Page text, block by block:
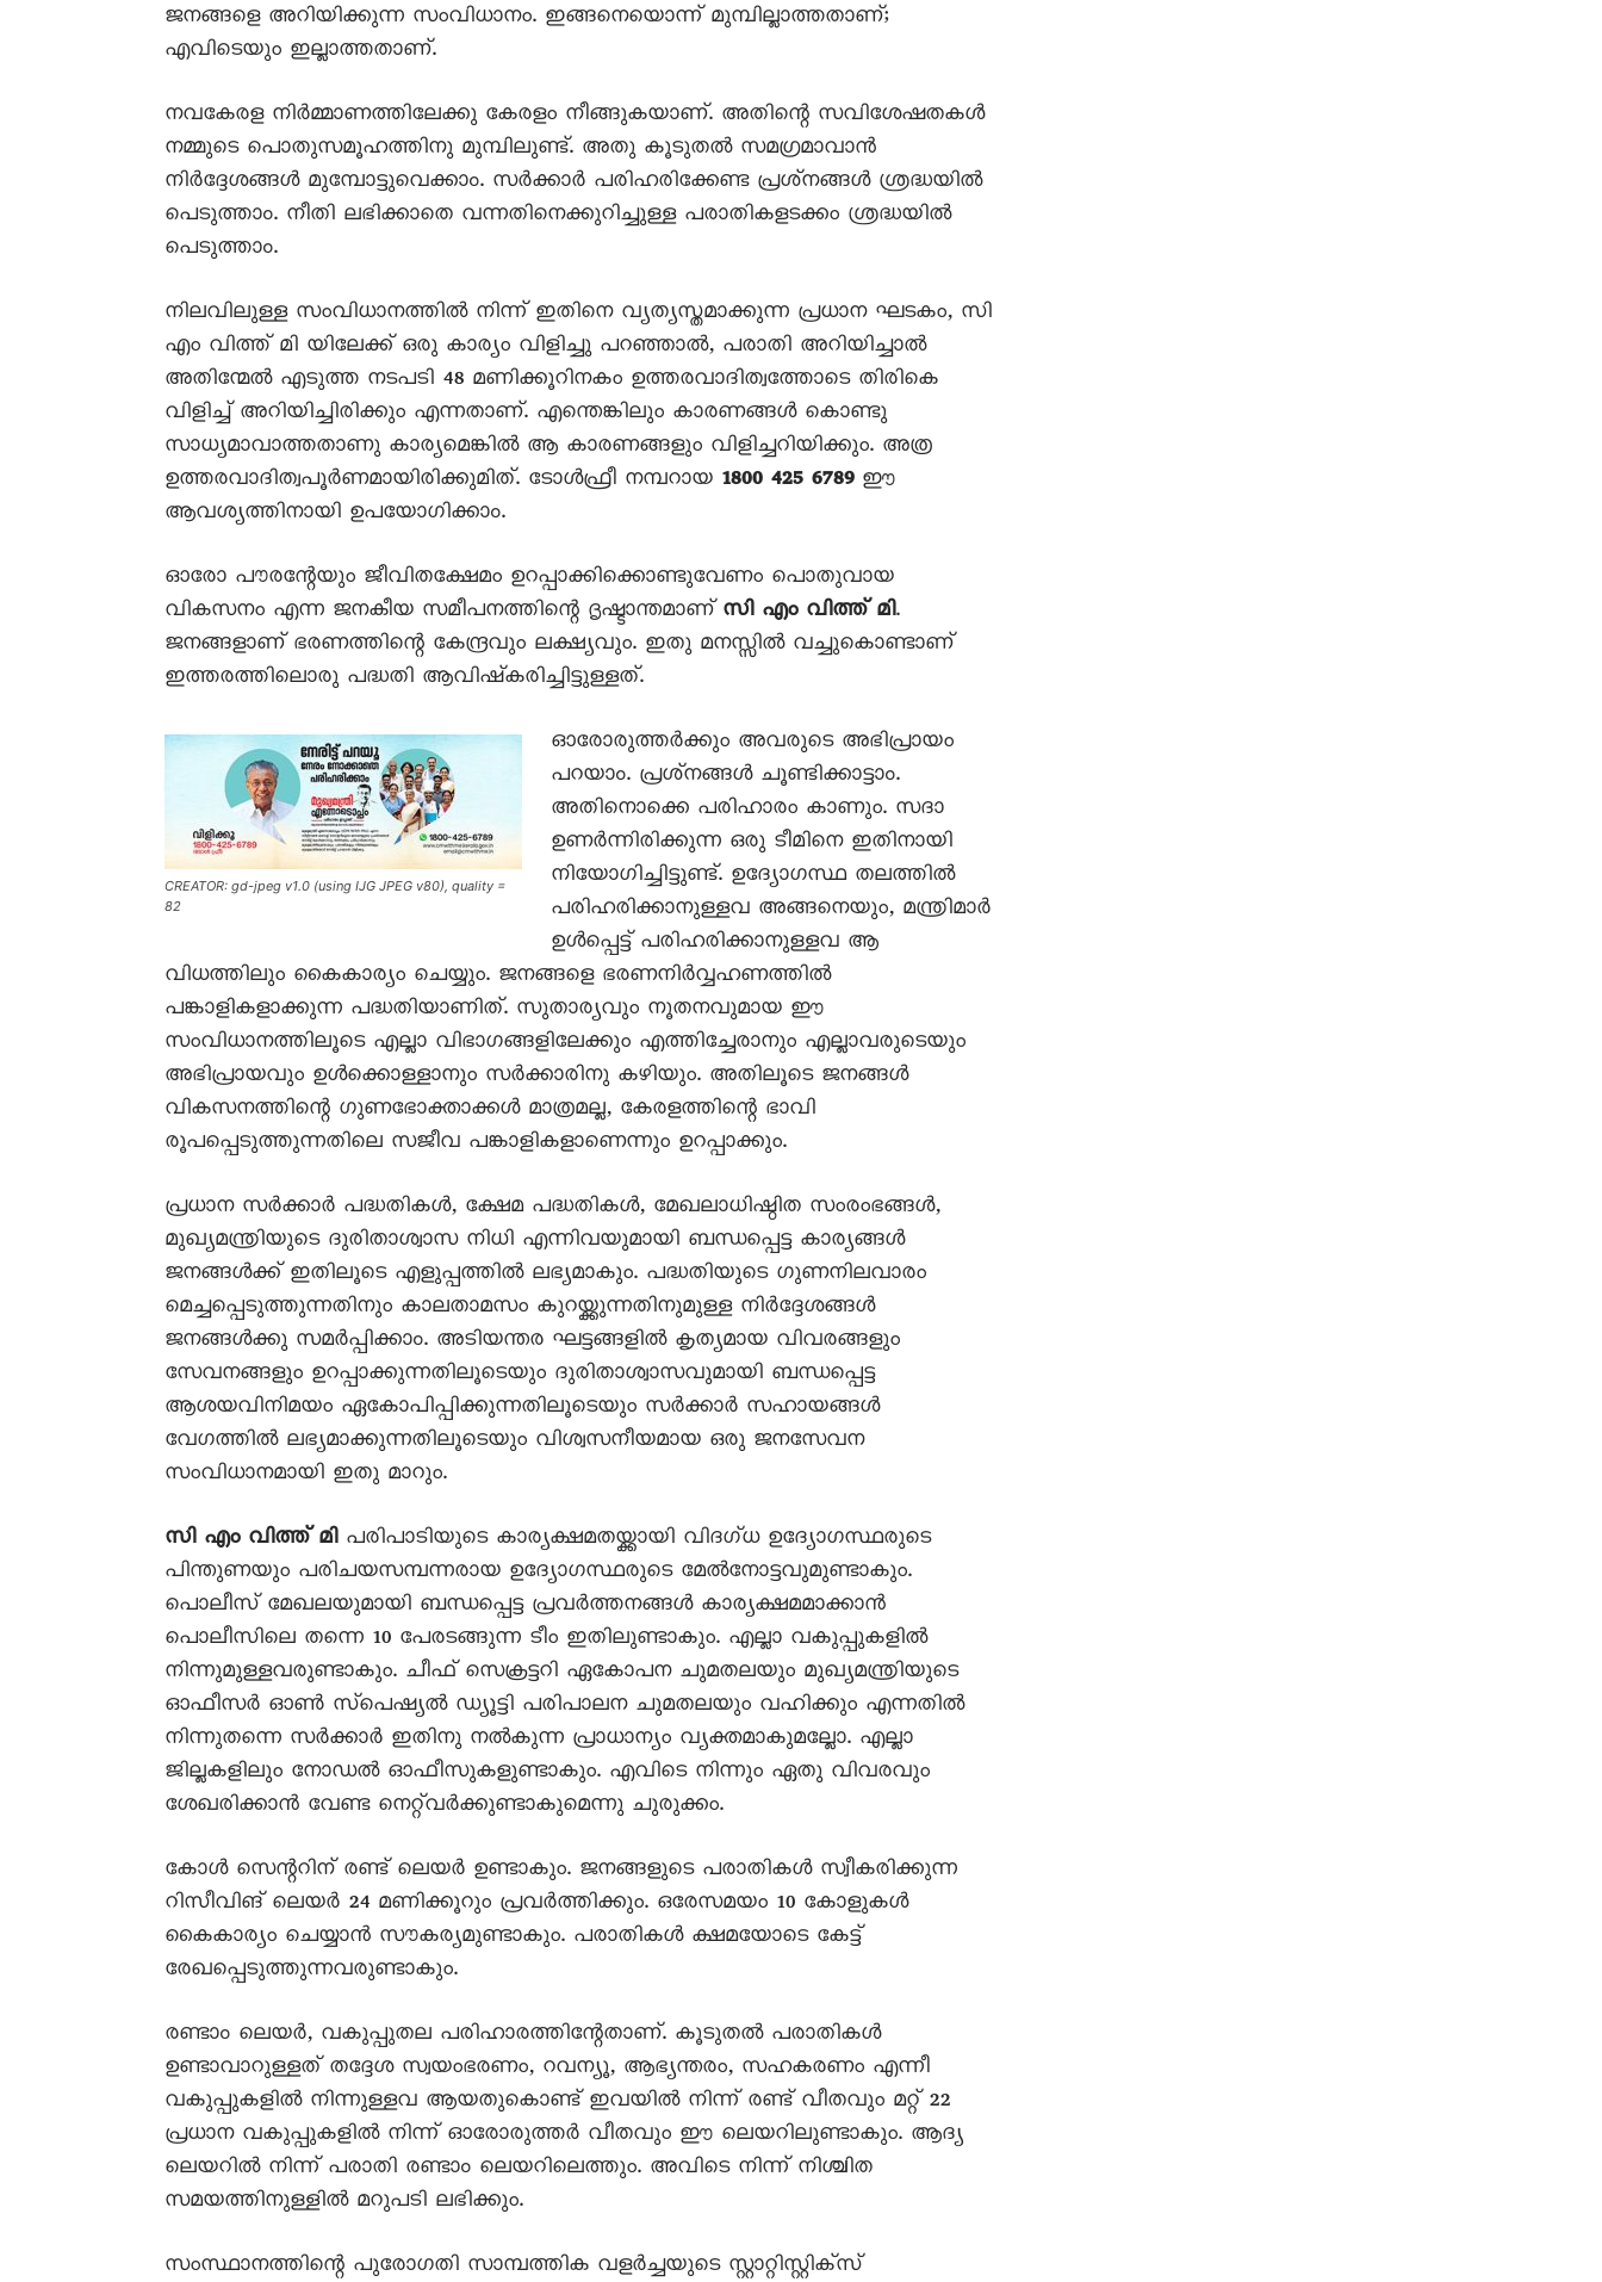
ജനങ്ങളെ അറിയിക്കുന്ന സംവിധാനം. ഇങ്ങനെയൊന്ന് മുമ്പില്ലാത്തതാണ്;
എവിടെയും ഇല്ലാത്തതാണ്.
നവകേരള നിർമ്മാണത്തിലേക്കു കേരളം നീങ്ങുകയാണ്. അതിന്റെ സവിശേഷതകൾ
നമ്മുടെ പൊതുസമൂഹത്തിനു മുമ്പിലുണ്ട്. അതു കൂടുതൽ സമഗ്രമാവാൻ
നിർദ്ദേശങ്ങൾ മുമ്പോട്ടുവെക്കാം. സർക്കാർ പരിഹരിക്കേണ്ട പ്രശ്‌നങ്ങൾ ശ്രദ്ധയിൽ
പെടുത്താം. നീതി ലഭിക്കാതെ വന്നതിനെക്കുറിച്ചുള്ള പരാതികളടക്കം ശ്രദ്ധയിൽ
പെടുത്താം.
നിലവിലുള്ള സംവിധാനത്തിൽ നിന്ന് ഇതിനെ വ്യത്യസ്തമാക്കുന്ന പ്രധാന ഘടകം, സി
എം വിത്ത് മി യിലേക്ക് ഒരു കാര്യം വിളിച്ചു പറഞ്ഞാൽ, പരാതി അറിയിച്ചാൽ
അതിന്മേൽ എടുത്ത നടപടി 48 മണിക്കൂറിനകം ഉത്തരവാദിത്വത്തോടെ തിരികെ
വിളിച്ച് അറിയിച്ചിരിക്കും എന്നതാണ്. എന്തെങ്കിലും കാരണങ്ങൾ കൊണ്ടു
സാധ്യമാവാത്തതാണു കാര്യമെങ്കിൽ ആ കാരണങ്ങളും വിളിച്ചറിയിക്കും. അത്ര
ഉത്തരവാദിത്വപൂർണമായിരിക്കുമിത്. ടോൾഫ്രീ നമ്പറായ 1800 425 6789ഈ
ആവശ്യത്തിനായി ഉപയോഗിക്കാം.
ഓരോ പൗരന്റേയും ജീവിതക്ഷേമം ഉറപ്പാക്കിക്കൊണ്ടുവേണം പൊതുവായ
വികസനം എന്ന ജനകീയ സമീപനത്തിന്റെ ദൃഷ്ടാന്തമാണ് സി എം വിത്ത് മി.
ജനങ്ങളാണ് ഭരണത്തിന്റെ കേന്ദ്രവും ലക്ഷ്യവും. ഇതു മനസ്സിൽ വച്ചുകൊണ്ടാണ്
ഇത്തരത്തിലൊരു പദ്ധതി ആവിഷ്‌കരിച്ചിട്ടുള്ളത്.
CREATOR: gd-jpeg v1.0 (using IJG JPEG v80), quality =
82
ഓരോരുത്തർക്കും അവരുടെ അഭിപ്രായം
പറയാം. പ്രശ്‌നങ്ങൾ ചൂണ്ടിക്കാട്ടാം.
അതിനൊക്കെ പരിഹാരം കാണും. സദാ
ഉണർന്നിരിക്കുന്ന ഒരു ടീമിനെ ഇതിനായി
നിയോഗിച്ചിട്ടുണ്ട്. ഉദ്യോഗസ്ഥ തലത്തിൽ
പരിഹരിക്കാനുള്ളവ അങ്ങനെയും, മന്ത്രിമാർ
ഉൾപ്പെട്ട് പരിഹരിക്കാനുള്ളവ ആ
വിധത്തിലും കൈകാര്യം ചെയ്യും. ജനങ്ങളെ ഭരണനിർവ്വഹണത്തിൽ
പങ്കാളികളാക്കുന്ന പദ്ധതിയാണിത്. സുതാര്യവും നൂതനവുമായ ഈ
സംവിധാനത്തിലൂടെ എല്ലാ വിഭാഗങ്ങളിലേക്കും എത്തിച്ചേരാനും എല്ലാവരുടെയും
അഭിപ്രായവും ഉൾക്കൊള്ളാനും സർക്കാരിനു കഴിയും. അതിലൂടെ ജനങ്ങൾ
വികസനത്തിന്റെ ഗുണഭോക്താക്കൾ മാത്രമല്ല, കേരളത്തിന്റെ ഭാവി
രൂപപ്പെടുത്തുന്നതിലെ സജീവ പങ്കാളികളാണെന്നും ഉറപ്പാക്കും.
പ്രധാന സർക്കാർ പദ്ധതികൾ, ക്ഷേമ പദ്ധതികൾ, മേഖലാധിഷ്ഠിത സംരംഭങ്ങൾ,
മുഖ്യമന്ത്രിയുടെ ദുരിതാശ്വാസ നിധി എന്നിവയുമായി ബന്ധപ്പെട്ട കാര്യങ്ങൾ
ജനങ്ങൾക്ക് ഇതിലൂടെ എളുപ്പത്തിൽ ലഭ്യമാകും. പദ്ധതിയുടെ ഗുണനിലവാരം
മെച്ചപ്പെടുത്തുന്നതിനും കാലതാമസം കുറയ്ക്കുന്നതിനുമുള്ള നിർദ്ദേശങ്ങൾ
ജനങ്ങൾക്കു സമർപ്പിക്കാം. അടിയന്തര ഘട്ടങ്ങളിൽ കൃത്യമായ വിവരങ്ങളും
സേവനങ്ങളും ഉറപ്പാക്കുന്നതിലൂടെയും ദുരിതാശ്വാസവുമായി ബന്ധപ്പെട്ട
ആശയവിനിമയം ഏകോപിപ്പിക്കുന്നതിലൂടെയും സർക്കാർ സഹായങ്ങൾ
വേഗത്തിൽ ലഭ്യമാക്കുന്നതിലൂടെയും വിശ്വസനീയമായ ഒരു ജനസേവന
സംവിധാനമായി ഇതു മാറും.
സി എം വിത്ത് മിപരിപാടിയുടെ കാര്യക്ഷമതയ്ക്കായി വിദഗ്‌ധ ഉദ്യോഗസ്ഥരുടെ
പിന്തുണയും പരിചയസമ്പന്നരായ ഉദ്യോഗസ്ഥരുടെ മേൽനോട്ടവുമുണ്ടാകും.
പൊലീസ് മേഖലയുമായി ബന്ധപ്പെട്ട പ്രവർത്തനങ്ങൾ കാര്യക്ഷമമാക്കാൻ
പൊലീസിലെ തന്നെ 10 പേരടങ്ങുന്ന ടീം ഇതിലുണ്ടാകും. എല്ലാ വകുപ്പുകളിൽ
നിന്നുമുള്ളവരുണ്ടാകും. ചീഫ് സെക്രട്ടറി ഏകോപന ചുമതലയും മുഖ്യമന്ത്രിയുടെ
ഓഫീസർ ഓൺ സ്‌പെഷ്യൽ ഡ്യൂട്ടി പരിപാലന ചുമതലയും വഹിക്കും എന്നതിൽ
നിന്നുതന്നെ സർക്കാർ ഇതിനു നൽകുന്ന പ്രാധാന്യം വ്യക്തമാകുമല്ലോ. എല്ലാ
ജില്ലകളിലും നോഡൽ ഓഫീസുകളുണ്ടാകും. എവിടെ നിന്നും ഏതു വിവരവും
ശേഖരിക്കാൻ വേണ്ട നെറ്റ്‌വർക്കുണ്ടാകുമെന്നു ചുരുക്കം.
കോൾ സെന്ററിന് രണ്ട് ലെയർ ഉണ്ടാകും. ജനങ്ങളുടെ പരാതികൾ സ്വീകരിക്കുന്ന
റിസീവിങ് ലെയർ 24 മണിക്കൂറും പ്രവർത്തിക്കും. ഒരേസമയം 10 കോളുകൾ
കൈകാര്യം ചെയ്യാൻ സൗകര്യമുണ്ടാകും. പരാതികൾ ക്ഷമയോടെ കേട്ട്
രേഖപ്പെടുത്തുന്നവരുണ്ടാകും.
രണ്ടാം ലെയർ, വകുപ്പുതല പരിഹാരത്തിന്റേതാണ്. കൂടുതൽ പരാതികൾ
ഉണ്ടാവാറുള്ളത് തദ്ദേശ സ്വയംഭരണം, റവന്യൂ, ആഭ്യന്തരം, സഹകരണം എന്നീ
വകുപ്പുകളിൽ നിന്നുള്ളവ ആയതുകൊണ്ട് ഇവയിൽ നിന്ന് രണ്ട് വീതവും മറ്റ് 22
പ്രധാന വകുപ്പുകളിൽ നിന്ന് ഓരോരുത്തർ വീതവും ഈ ലെയറിലുണ്ടാകും. ആദ്യ
ലെയറിൽ നിന്ന് പരാതി രണ്ടാം ലെയറിലെത്തും. അവിടെ നിന്ന് നിശ്ചിത
സമയത്തിനുള്ളിൽ മറുപടി ലഭിക്കും.
സംസ്ഥാനത്തിന്റെ പുരോഗതി സാമ്പത്തിക വളർച്ചയുടെ സ്റ്റാറ്റിസ്റ്റിക്‌സ്